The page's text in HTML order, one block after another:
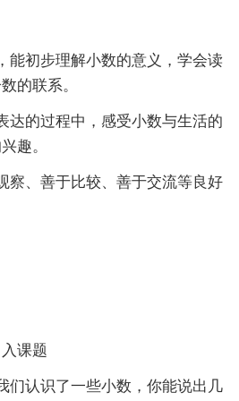
能初步理解小数的意义，学会读
的联系。
达的过程中，感受小数与生活的
趣。
察、善于比较、善于交流等良好
课题
们认识了一些小数，你能说出几